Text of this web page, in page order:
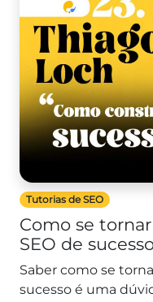
Tutorias de SEO
Como se
SEO de
Saber como se
sucesso é uma